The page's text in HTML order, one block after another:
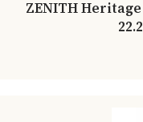
ZENITH